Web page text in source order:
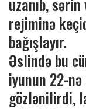
uzanıb,
rejiminə
bağışlayır.
Əslində bu
iyunun 22-
gözlənilirdi,